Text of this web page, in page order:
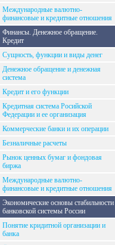
Международные валютно-
финансовые и кредитные отношения
Финансы. Денежное обращение.
Кредит
Сущность, функции и виды денег
Денежное обращение и денежная
система
Кредит и его функции
Кредитная система Росийской
Федерации и ее организация
Коммерческие банки и их операции
Безналичные расчеты
Рынок ценных бумаг и фондовая
биржа
Международные валютно-
финансовые и кредитные отношения
Экономические основы стабильности
банковской системы России
Понятие кридитной организации и
банка